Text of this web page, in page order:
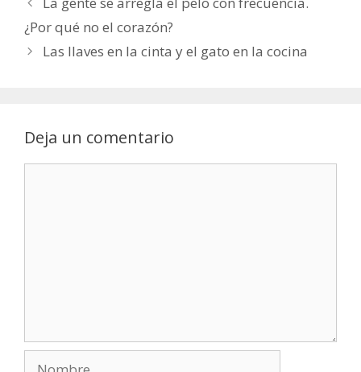
¿Por qué no el corazón?
Las llaves en la cinta y el gato en la cocina
Deja un comentario